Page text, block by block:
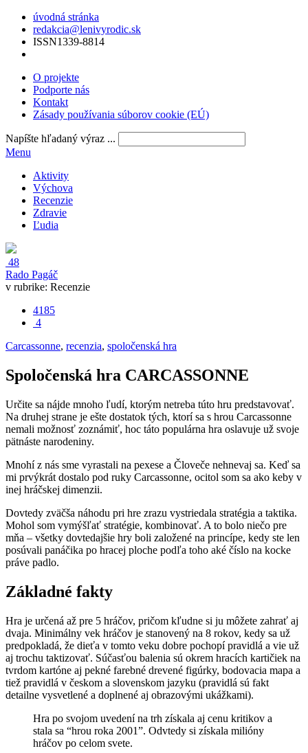
úvodná stránka
redakcia@lenivyrodic.sk
ISSN1339-8814
O projekte
Podporte nás
Kontakt
Zásady používania súborov cookie (EÚ)
Napíšte hľadaný výraz ...
Menu
Aktivity
Výchova
Recenzie
Zdravie
Ľudia
48
Rado Pagáč
v rubrike: Recenzie
4185
4
Carcassonne, recenzia, spoločenská hra
Spoločenská hra CARCASSONNE
Určite sa nájde mnoho ľudí, ktorým netreba túto hru predstavovať.
Na druhej strane je ešte dostatok tých, ktorí sa s hrou Carcassonne
nemali možnosť zoznámiť, hoc táto populárna hra oslavuje už svoje
pätnáste narodeniny.
Mnohí z nás sme vyrastali na pexese a Človeče nehnevaj sa. Keď sa
mi prvýkrát dostalo pod ruky Carcassonne, ocitol som sa ako keby v
inej hráčskej dimenzii.
Dovtedy zväčša náhodu pri hre zrazu vystriedala stratégia a taktika.
Mohol som vymýšľať stratégie, kombinovať. A to bolo niečo pre
mňa – všetky dovtedajšie hry boli založené na princípe, kedy ste len
posúvali panáčika po hracej ploche podľa toho aké číslo na kocke
práve padlo.
Základné fakty
Hra je určená až pre 5 hráčov, pričom kľudne si ju môžete zahrať aj
dvaja. Minimálny vek hráčov je stanovený na 8 rokov, kedy sa už
predpokladá, že dieťa v tomto veku dobre pochopí pravidlá a vie už
aj trochu taktizovať. Súčasťou balenia sú okrem hracích kartičiek na
tvrdom kartóne aj pekné farebné drevené figúrky, bodovacia mapa a
tiež pravidlá v českom a slovenskom jazyku (pravidlá sú fakt
detailne vysvetlené a doplnené aj obrazovými ukážkami).
Hra po svojom uvedení na trh získala aj cenu kritikov a
stala sa “hrou roka 2001”. Odvtedy si získala milióny
hráčov po celom svete.